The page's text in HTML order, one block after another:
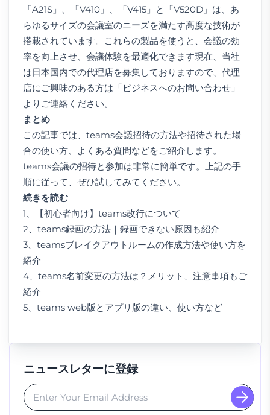
ニュースレターに登録
「A21S」、「V410」、「V415」と「V520D」は、あ
らゆるサイズの会議室のニーズを満たす高度な技術が
搭載されています。これらの製品を使うと、会議の効
率を向上させ、会議体験を最適化できます現在、当社
は日本国内での代理店を募集しておりますので、代理
店にご興味のある方は「ビジネスへのお問い合わせ」
よりご連絡ください。
まとめ
この記事では、teams会議招待の方法や招待された場
合の使い方、よくある質問などをご紹介します。
teams会議の招待と参加は非常に簡単です。上記の手
順に従って、ぜひ試してみてください。
続きを読む
1、
【初心者向け】teams改行について
2、 teams録画の方法｜録画できない原因も紹介
3、 teamsブレイクアウトルームの作成方法や使い方を
紹介
4、 teams名前変更の方法は？メリット、注意事項もご
紹介
5、 teams web版とアプリ版の違い、使い方など